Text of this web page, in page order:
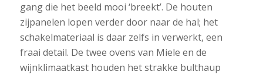
gang die het beeld mooi ‘breekt’. De houten
zijpanelen lopen verder door naar de hal; het
schakelmateriaal is daar zelfs in verwerkt, een
fraai detail. De twee ovens van Miele en de
wijnklimaatkast houden het strakke bulthaup